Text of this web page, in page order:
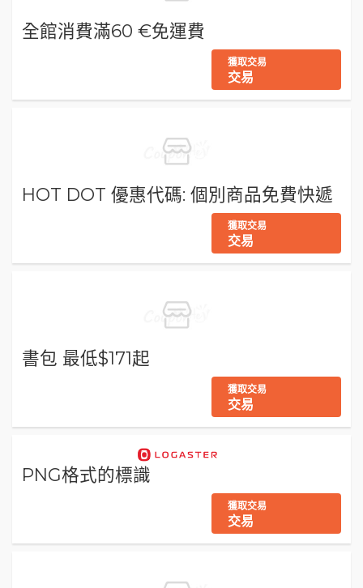
全館消費滿60 €免運費
獲取交易
交易
HOT DOT 優惠代碼: 個別商品免費快遞
獲取交易
交易
書包 最低$171起
獲取交易
交易
PNG格式的標識
獲取交易
交易